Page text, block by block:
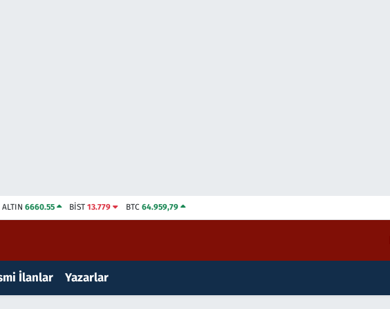
ALTIN 6660.55 BİST13.779 BTC 64.959,79
İlanlar Yazarlar